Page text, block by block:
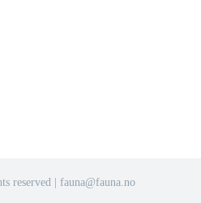
reserved | fauna@fauna.no